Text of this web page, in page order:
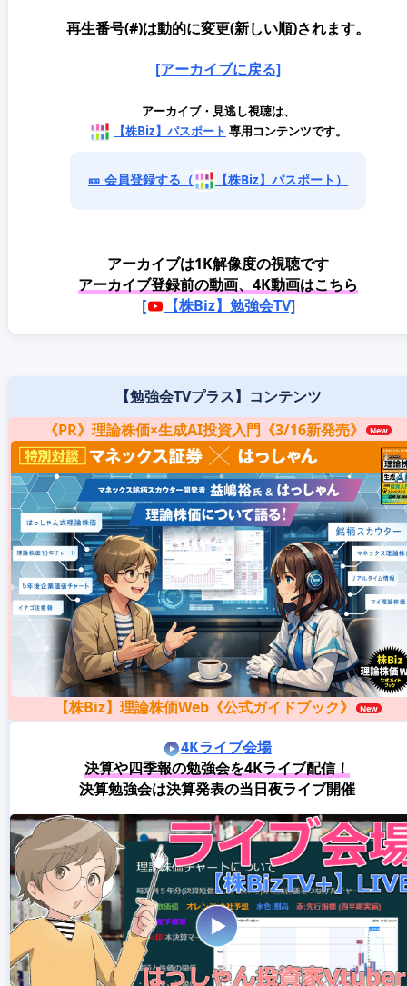
再生番号(#)は動的に変更(新しい順)されます。
[アーカイブに戻る]
アーカイブ・見逃し視聴は、
【株Biz】パスポート 専用コンテンツです。
🎫 会員登録する（ 【株Biz】パスポート）
アーカイブは1K解像度の視聴です
アーカイブ登録前の動画、4K動画はこちら
[
【株Biz】勉強会TV]
【勉強会TVプラス】コンテンツ
《PR》理論株価×生成AI投資入門《3/16新発売》
【株Biz】理論株価Web《公式ガイドブック》
4Kライブ会場
決算や四季報の勉強会を4Kライブ配信！
決算勉強会は決算発表の当日夜ライブ開催